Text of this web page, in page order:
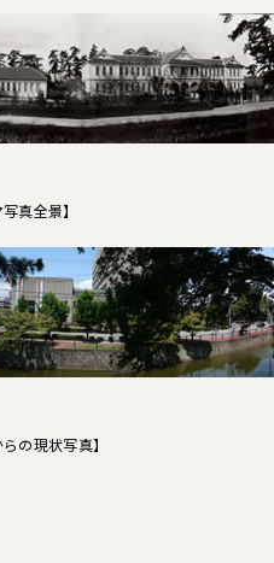
真全景】
の現状写真】